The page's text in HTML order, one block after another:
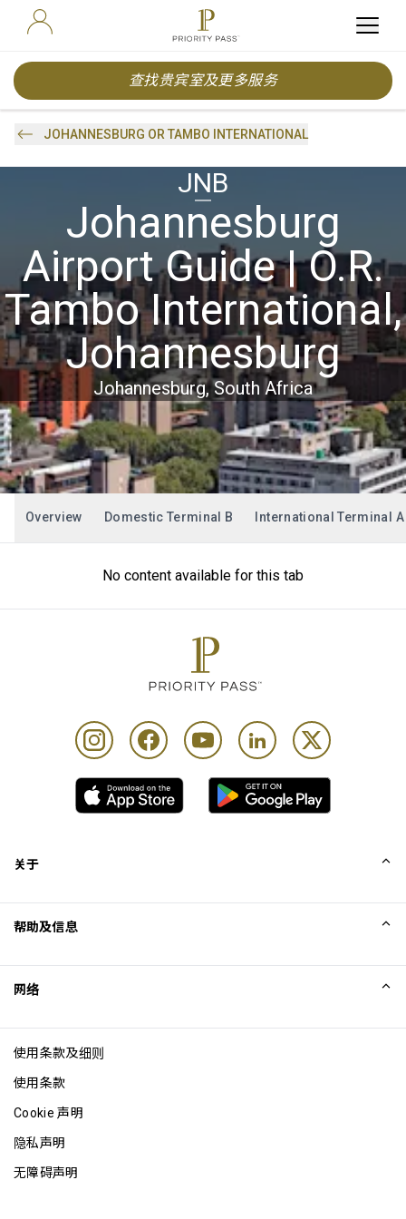
查找贵宾室及更多服务
JOHANNESBURG OR TAMBO INTERNATIONAL
JNB
Johannesburg
Airport Guide | O.R.
Tambo International,
Johannesburg
Johannesburg, South Africa
Overview Domestic Terminal B International Terminal A
No content available for this tab
关于
Excellence Awards
博客
帮助及信息
网络
使用条款及细则
使用条款
Cookie 声明
隐私声明
无障碍声明